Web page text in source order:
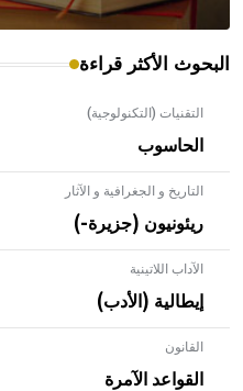
البحوث الأكثر قراءة
التقنيات (التكنولوجية)
الحاسوب
التاريخ و الجغرافية و الآثار
ريئونيون (جزيرة-)
الآداب اللاتينية
إيطالية (الأدب)
القانون
القواعد الآمرة
- هل تعلم أن الأبلق نوع من
بالعمارة الإسلامية في